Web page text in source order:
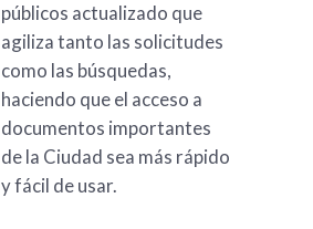
públicos actualizado que
agiliza tanto las solicitudes
como las búsquedas,
haciendo que el acceso a
documentos importantes
de la Ciudad sea más rápido
y fácil de usar.